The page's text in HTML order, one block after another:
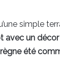
simple
un
été